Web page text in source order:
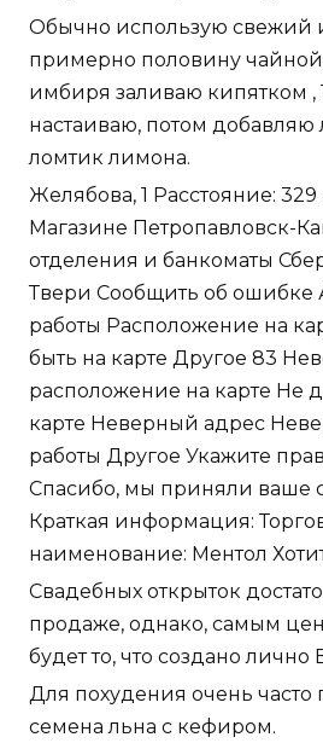
Обычно использую свежий
примерно половину чайной
имбиря заливаю кипятком ,
настаиваю, потом
ломтик лимона.
Желябова, 1 Расстояние:
Магазине Петропавловск-
отделения и банкоматы
Твери Сообщить об ошибке
работы Расположение на
быть на карте Другое 83
расположение на карте Не
карте Неверный адрес
работы Другое Укажите
Спасибо, мы приняли ваше
Краткая информация:
наименование: Ментол
Свадебных открыток
продаже, однако, самым
будет то, что создано
Для похудения очень
семена льна с кефиром.